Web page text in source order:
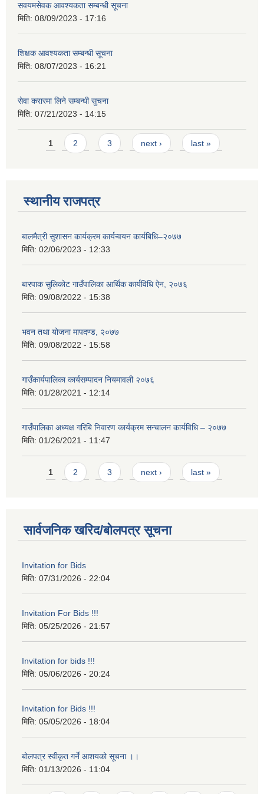
सवयमसेवक आवश्यकता सम्बन्धी सूचना
मिति: 08/09/2023 - 17:16
शिक्षक आवश्यकता सम्बन्धी सूचना
मिति: 08/07/2023 - 16:21
सेवा करारमा लिने सम्बन्धी सुचना
मिति: 07/21/2023 - 14:15
Pages
1 2 3 next › last »
स्थानीय राजपत्र
बालमैत्री सुशासन कार्यक्रम कार्यन्वयन कार्यबिधि–२०७७
मिति: 02/06/2023 - 12:33
बारपाक सुलिकोट गाउँपालिका आर्थिक कार्यविधि ऐन, २०७६
मिति: 09/08/2022 - 15:38
भवन तथा योजना मापदण्ड, २०७७
मिति: 09/08/2022 - 15:58
गाउँकार्यपालिका कार्यसम्पादन नियमावली २०७६
मिति: 01/28/2021 - 12:14
गाउँपालिका अध्यक्ष गरिबि निवारण कार्यक्रम सन्चालन कार्यविधि – २०७७
मिति: 01/26/2021 - 11:47
Pages
1 2 3 next › last »
सार्वजनिक खरिद/बोलपत्र सूचना
Invitation for Bids
मिति: 07/31/2026 - 22:04
Invitation For Bids !!!
मिति: 05/25/2026 - 21:57
Invitation for bids !!!
मिति: 05/06/2026 - 20:24
Invitation for Bids !!!
मिति: 05/05/2026 - 18:04
बोलपत्र स्वीकृत गर्ने आशयको सूचना ।।
मिति: 01/13/2026 - 11:04